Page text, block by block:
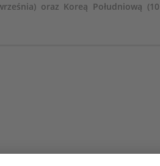
oraz Koreą Południową (10